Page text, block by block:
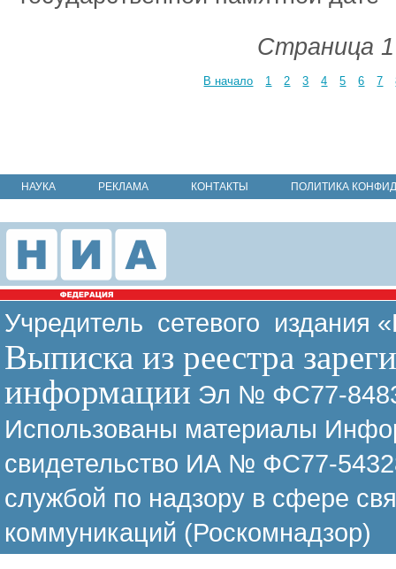
Страница
В начало 1 2 3 4 5 6 7
НАУКА РЕКЛАМА КОНТАКТЫ ПОЛИТИКА
Учредитель сетевого издания
Выписка из реестра
информации Эл № ФС77-
Использованы материалы
свидетельство ИА № ФС77-
службой по надзору в сфере
коммуникаций (Роскомнадзор)